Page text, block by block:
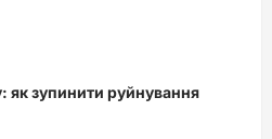
як зупинити руйнування